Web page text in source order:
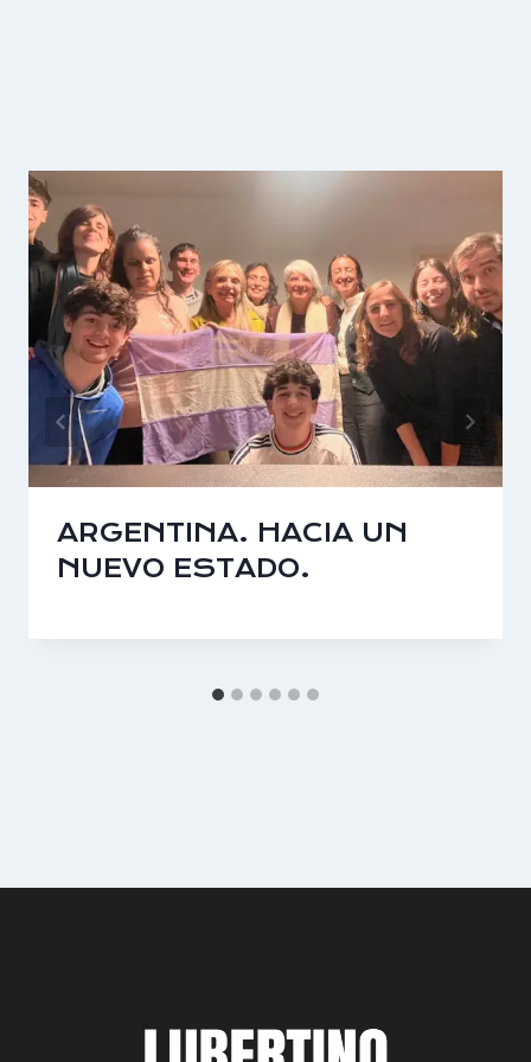
ARGENTINA. HACIA UN
NUEVO ESTADO.